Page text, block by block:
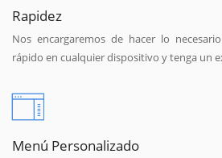
Rapidez
Nos encargaremos de hacer lo
rápido en cualquier dispositivo y tenga un
Menú Personalizado